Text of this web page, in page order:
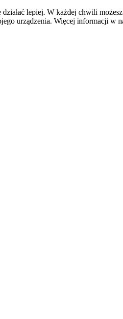
lepiej. W każdej chwili
urządzenia. Więcej informacji w